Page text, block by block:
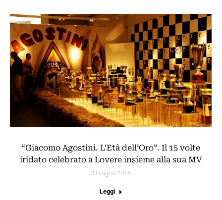
“Giacomo Agostini. L’Età dell’Oro”. Il 15 volte
iridato celebrato a Lovere insieme alla sua MV
3 Giugno 2016
Leggi